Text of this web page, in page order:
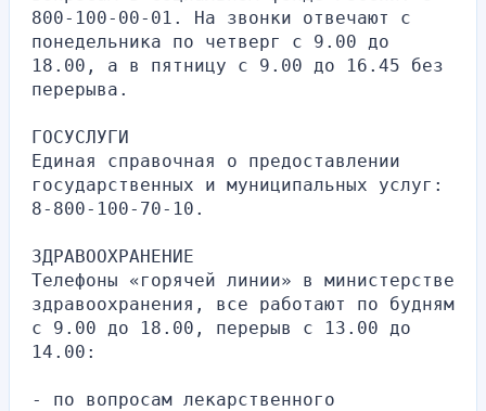
800-100-00-01. На звонки отвечают с
понедельника по четверг с 9.00 до
18.00, а в пятницу с 9.00 до 16.45 без
перерыва.
ГОСУСЛУГИ
Единая справочная о предоставлении
государственных и муниципальных услуг:
8-800-100-70-10.
ЗДРАВООХРАНЕНИЕ
Телефоны «горячей линии» в министерстве
здравоохранения, все работают по будням
с 9.00 до 18.00, перерыв с 13.00 до
14.00:
- по вопросам лекарственного